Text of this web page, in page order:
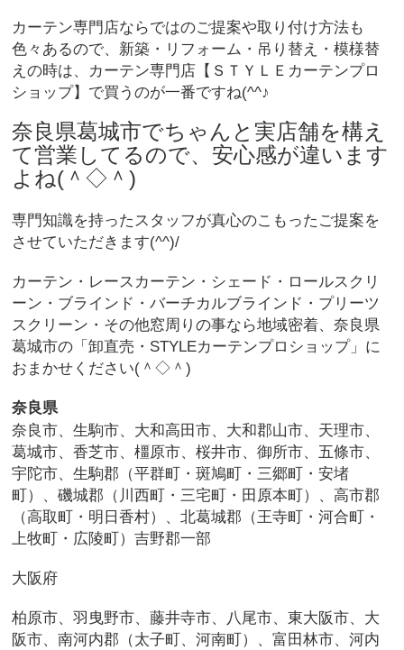
カーテン専門店ならではのご提案や取り付け方法も
色々あるので、新築・リフォーム・吊り替え・模様替
えの時は、カーテン専門店【ＳＴＹＬＥカーテンプロ
ショップ】で買うのが一番ですね(^^♪
奈良県葛城市でちゃんと実店舗を構え
て営業してるので、安心感が違います
よね(＾◇＾)
専門知識を持ったスタッフが真心のこもったご提案を
させていただきます(^^)/
カーテン・レースカーテン・シェード・ロールスクリ
ーン・ブラインド・バーチカルブラインド・プリーツ
スクリーン・その他窓周りの事なら地域密着、奈良県
葛城市の「卸直売・STYLEカーテンプロショップ」に
おまかせください(＾◇＾)
奈良県
奈良市、生駒市、大和高田市、大和郡山市、天理市、
葛城市、香芝市、橿原市、桜井市、御所市、五條市、
宇陀市、生駒郡（平群町・斑鳩町・三郷町・安堵
町）、磯城郡（川西町・三宅町・田原本町）、高市郡
（高取町・明日香村）、北葛城郡（王寺町・河合町・
上牧町・広陵町）吉野郡一部
大阪府
柏原市、羽曳野市、藤井寺市、八尾市、東大阪市、大
阪市、南河内郡（太子町、河南町）、富田林市、河内